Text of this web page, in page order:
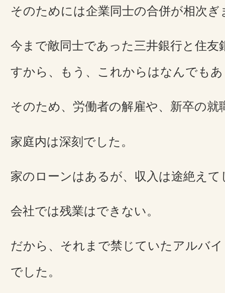
そのためには企業同士の合併が相次ぎ
今まで敵同士であった三井銀行と住友
すから、もう、これからはなんでも
そのため、労働者の解雇や、新卒の就
家庭内は深刻でした。
家のローンはあるが、収入は途絶えて
会社では残業はできない。
だから、それまで禁じていたアルバ
でした。